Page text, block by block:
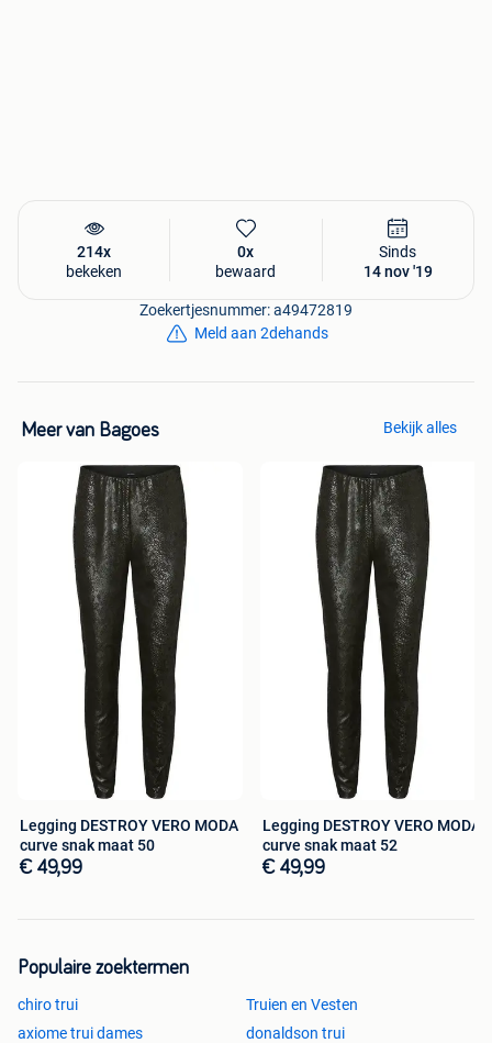
214x
bekeken
0x
bewaard
Sinds
14 nov '19
Zoekertjesnummer: a49472819
Meld aan 2dehands
Meer van Bagoes Bekijk alles
Legging DESTROY VERO MODA
curve snak maat 50
€ 49,99
Legging DESTROY VERO MODA
curve snak maat 52
€ 49,99
Populaire zoektermen
chiro trui
Truien en Vesten
axiome trui dames
donaldson trui